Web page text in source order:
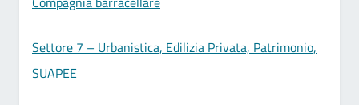
Settore 7 – Urbanistica, Edilizia Privata, Patrimonio,
SUAPEE